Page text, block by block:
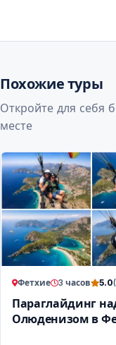
Похожие туры
Откройте для себя
месте
Фетхие 3 часов 5.0
Параглайдинг
Олюденизом в